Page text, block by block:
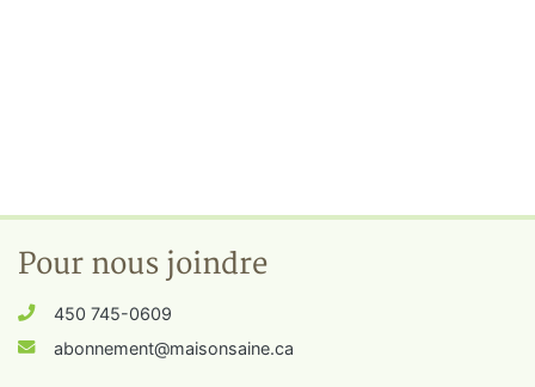
Pour nous joindre
450 745-0609
abonnement@maisonsaine.ca